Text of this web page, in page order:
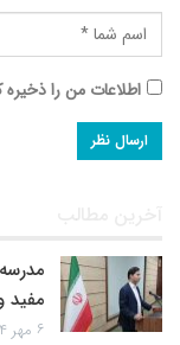
اطلاعات من را ذخیره
آخرین مطالب
مفید
۶ مهر ۱۴۰۴